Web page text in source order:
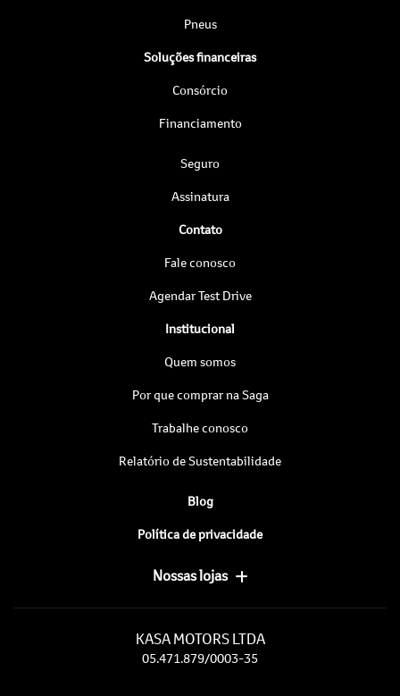
Pneus
Soluções financeiras
Consórcio
Financiamento
Seguro
Assinatura
Contato
Fale conosco
Agendar Test Drive
Institucional
Quem somos
Por que comprar na Saga
Trabalhe conosco
Relatório de Sustentabilidade
Blog
Política de privacidade
Nossas lojas
KASA MOTORS LTDA
05.471.879/0003-35